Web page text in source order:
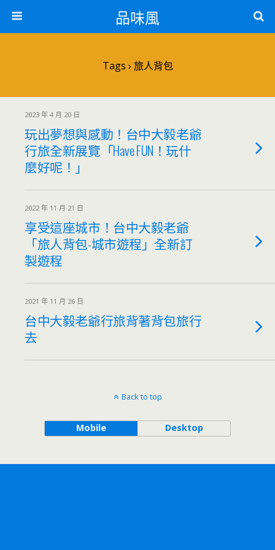
品味風
Tags › 旅人背包
2023 年 4 月 20 日
玩出夢想與感動！台中大毅老爺
行旅全新展覽「Have FUN！玩什
麼好呢！」
2022 年 11 月 21 日
享受這座城市！台中大毅老爺
「旅人背包-城市遊程」全新訂
製遊程
2021 年 11 月 26 日
台中大毅老爺行旅背著背包旅行
去
Back to top
Mobile Desktop